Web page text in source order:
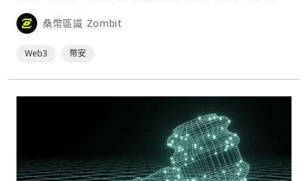
式登場，其旨在滿足簡單、方便並安全體驗 Web3 世界的需
求。數百萬幣安用戶現在能探索並體驗 Web3，無需承受遺失
桑幣區識 Zombit
Web3 幣安